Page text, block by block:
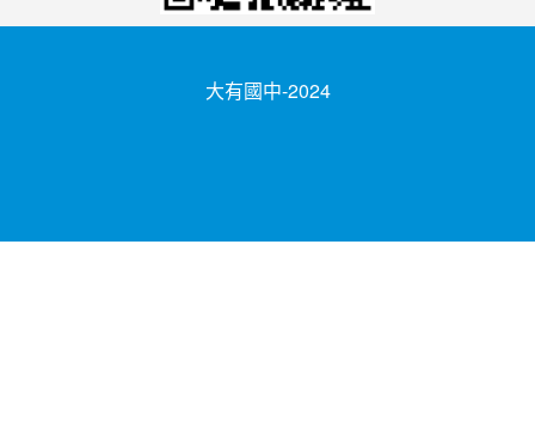
大有國中-2024